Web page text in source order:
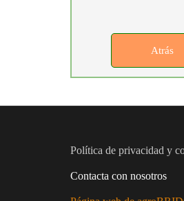
Atrás
Política de privacidad y
Contacta con nosotros